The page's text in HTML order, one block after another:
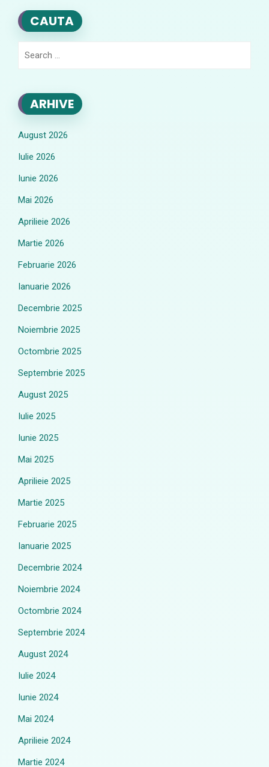
CAUTA
ARHIVE
August 2026
Iulie 2026
Iunie 2026
Mai 2026
Aprilieie 2026
Martie 2026
Februarie 2026
Ianuarie 2026
Decembrie 2025
Noiembrie 2025
Octombrie 2025
Septembrie 2025
August 2025
Iulie 2025
Iunie 2025
Mai 2025
Aprilieie 2025
Martie 2025
Februarie 2025
Ianuarie 2025
Decembrie 2024
Noiembrie 2024
Octombrie 2024
Septembrie 2024
August 2024
Iulie 2024
Iunie 2024
Mai 2024
Aprilieie 2024
Martie 2024